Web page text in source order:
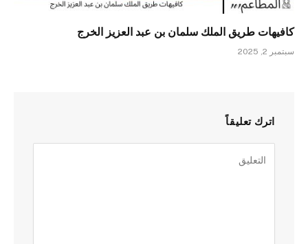
كافيهات طريق الملك سلمان بن عبد العزيز الخرج
سبتمبر 2, 2025
اترك تعليقاً